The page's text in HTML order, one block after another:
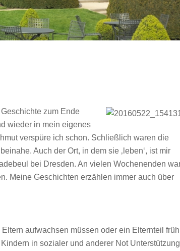
zum Ende
wieder in mein eigenes
verspüre ich schon. Schließlich waren die
Auch der Ort, in dem sie ‚leben‘, ist mir
bei Dresden. An vielen Wochenenden
Meine Geschichten erzählen immer auch über
aufwachsen müssen oder ein Elternteil früh
in sozialer und anderer Not Unterstützung